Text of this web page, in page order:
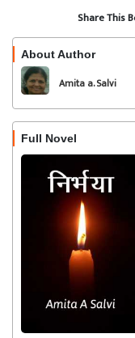
Share This
About Author
Amita a. Salvi
Full Novel